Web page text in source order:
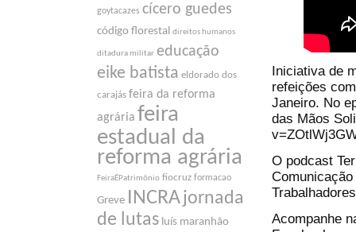
goytacazes cícero guedes
código florestal direitos humanos
ditadura militar educação
eike batista eldorado dos
carajás feira da reforma
agrária feira
estadual da
reforma agrária
FeiraÉPatrimônio fiocruz formacao
Greve INCRA jornada
de lutas luís maranhão
Iniciativa de
refeições
Janeiro. No
das Mãos
O podcast
Acompanhe